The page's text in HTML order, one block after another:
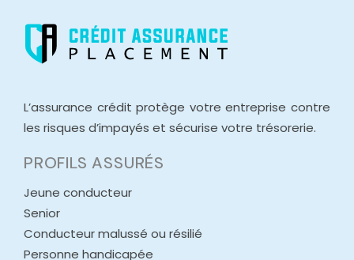
L’assurance crédit protège votre entreprise contre
les risques d’impayés et sécurise votre trésorerie.
PROFILS ASSURÉS
Jeune conducteur
Senior
Conducteur malussé ou résilié
Personne handicapée